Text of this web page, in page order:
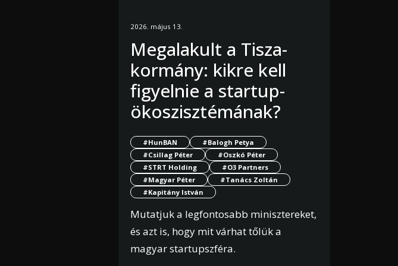
2026. május 13.
Megalakult a Tisza-
kormány: kikre kell
figyelnie a startup-
ökoszisztémának?
#HunBAN
#Balogh Petya
#Csillag Péter
#Oszkó Péter
#STRT Holding
#O3 Partners
#Magyar Péter
#Tanács Zoltán
#Kapitány István
Mutatjuk a legfontosabb minisztereket,
és azt is, hogy mit várhat tőlük a
magyar startupszféra.